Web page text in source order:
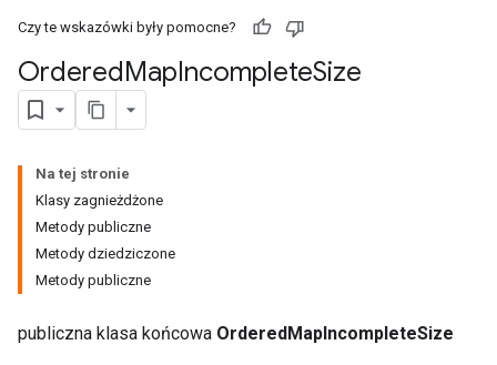
Czy te wskazówki były pomocne?
OrderedMapIncompleteSize
Na tej stronie
Klasy zagnieżdżone
Metody publiczne
Metody dziedziczone
Metody publiczne
publiczna klasa końcowa OrderedMapIncompleteSize